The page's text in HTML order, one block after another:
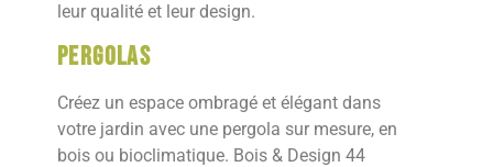
leur qualité et leur design.
Pergolas
Créez un espace ombragé et élégant dans
votre jardin avec une pergola sur mesure, en
bois ou bioclimatique. Bois & Design 44